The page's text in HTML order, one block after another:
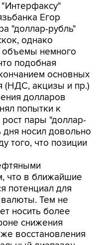
Егор
"доллар-рубль"
однако
объемы немного
подобная
основных
(НДС, акцизы и пр.)
долларов
попытки к
пары "доллар-
дня носил довольно
того, что позиции
что в ближайшие
потенциал для
Тем не
носить более
снижения
восстановления